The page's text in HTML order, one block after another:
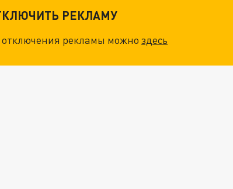
РЕКЛАМУ
отключения рекламы можноздесь